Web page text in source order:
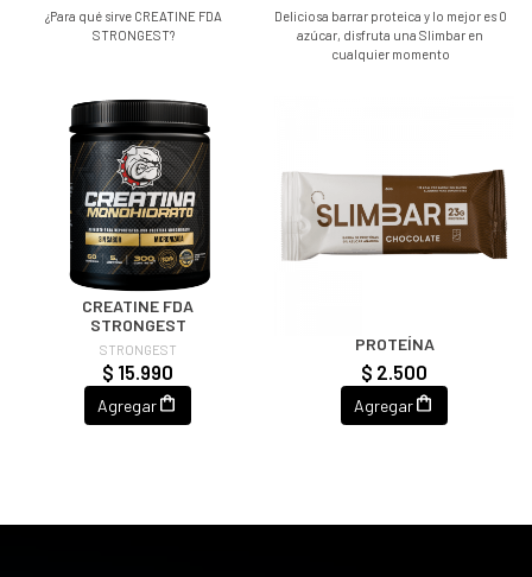
¿Para qué sirve CREATINE FDA
STRONGEST?
CREATINE FDA
STRONGEST
STRONGEST
$ 15.990
Agregar
Deliciosa barrar proteica y lo mejor es 0
azúcar, disfruta una Slimbar en
cualquier momento
PROTEÍNA
$ 2.500
Agregar